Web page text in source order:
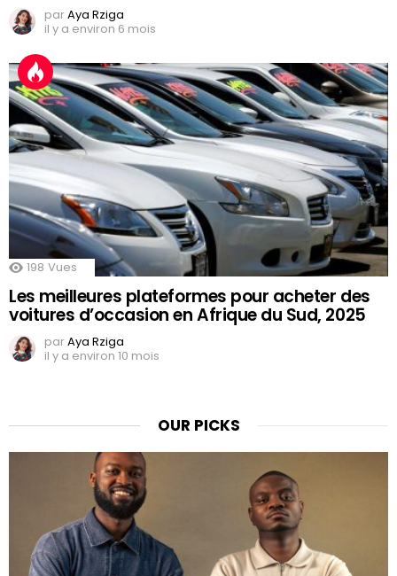
parAya Rziga
il y a environ 6 mois
198 Vues
Les meilleures plateformes pour acheter des
voitures d’occasion en Afrique du Sud, 2025
parAya Rziga
il y a environ 10 mois
OUR PICKS